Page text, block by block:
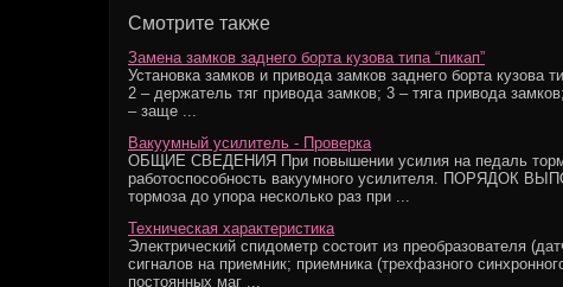
Смотрите также
Замена замков заднего борта кузова типа “пикап”
Установка замков и привода замков заднего борта кузова
2 – держатель тяг привода замков; 3 – тяга привода
– заще ...
Вакуумный усилитель - Проверка
ОБЩИЕ СВЕДЕНИЯ При повышении усилия на педаль
работоспособность вакуумного усилителя. ПОРЯДОК
тормоза до упора несколько раз при ...
Техническая характеристика
Электрический спидометр состоит из преобразователя
сигналов на приемник; приемника (трехфазного
постоянных маг ...